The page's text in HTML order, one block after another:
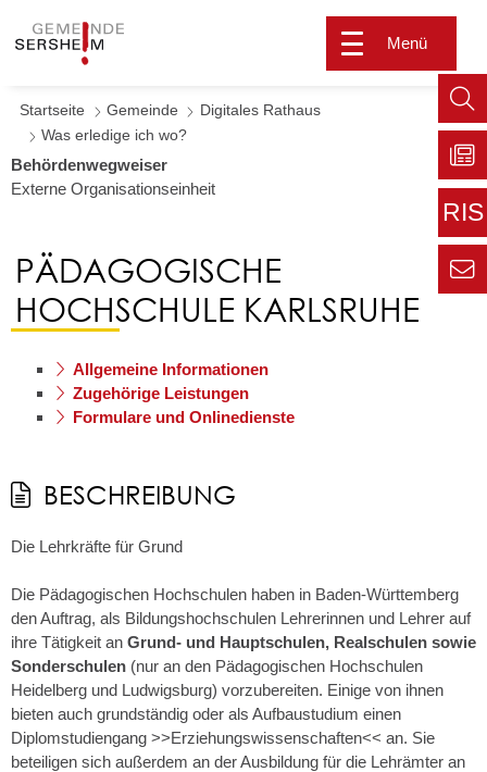
Menü
Startseite Gemeinde
Digitales Rathaus
Was erledige ich wo?
Behördenwegweiser
Externe Organisationseinheit
PÄDAGOGISCHE
HOCHSCHULE KARLSRUHE
Allgemeine Informationen
Zugehörige Leistungen
Formulare und Onlinedienste
BESCHREIBUNG
Die Lehrkräfte für Grund
Die Pädagogischen Hochschulen haben in Baden-Württemberg
den Auftrag, als Bildungshochschulen Lehrerinnen und Lehrer auf
ihre Tätigkeit an Grund- und Hauptschulen, Realschulen sowie
Sonderschulen (nur an den Pädagogischen Hochschulen
Heidelberg und Ludwigsburg) vorzubereiten. Einige von ihnen
bieten auch grundständig oder als Aufbaustudium einen
Diplomstudiengang >>Erziehungswissenschaften<< an. Sie
beteiligen sich außerdem an der Ausbildung für die Lehrämter an
Zu
RIS
Zur
Seite